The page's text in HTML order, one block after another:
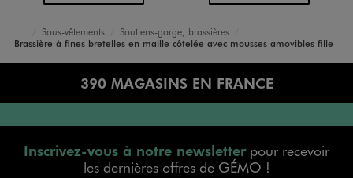
Accueil
Fille
Sous-vêtements
Soutiens-gorge, brassières
Brassière à fines bretelles en maille côtelée avec mousses amovibles fille
390 MAGASINS EN FRANCE
Inscrivez-vous à notre newsletterpour recevoir
les dernières offres de GÉMO !